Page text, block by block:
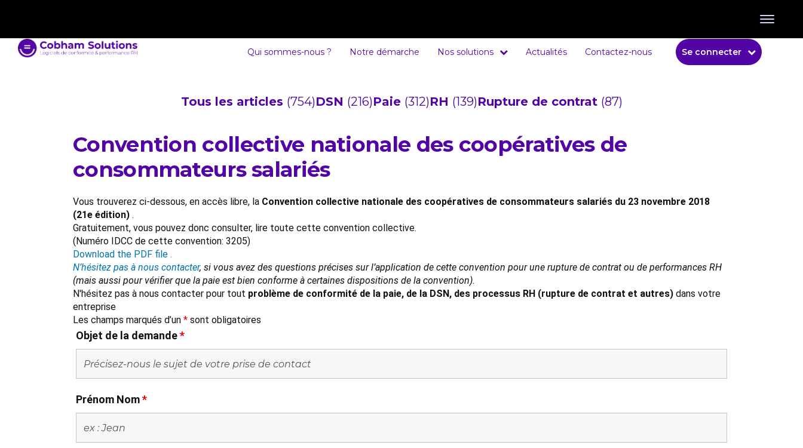
Qui sommes-nous ? Notre démarche Nos solutions Actualités Contactez-nous Se connecter
Tous les articles (754)DSN (216)Paie (312)RH (139)Rupture de contrat (87)
Convention collective nationale des coopératives de
consommateurs salariés
Vous trouverez ci-dessous, en accès libre, la Convention collective nationale des coopératives de consommateurs salariés du 23 novembre 2018
(21e édition) .
Gratuitement, vous pouvez donc consulter, lire toute cette convention collective.
(Numéro IDCC de cette convention: 3205)
Download the PDF file .
N’hésitez pas à nous contacter, si vous avez des questions précises sur l’application de cette convention pour une rupture de contrat ou de performances RH
(mais aussi pour vérifier que la paie est bien conforme à certaines dispositions de la convention).
N'hésitez pas à nous contacter pour tout problème de conformité de la paie, de la DSN, des processus RH (rupture de contrat et autres) dans votre
entreprise
Les champs marqués d’un * sont obligatoires
Objet de la demande*
Prénom Nom*